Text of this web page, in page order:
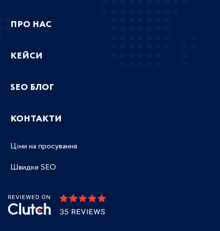
ПРО НАС
КЕЙСИ
SEO БЛОГ
КОНТАКТИ
Ціни на просування
Швидке SEO